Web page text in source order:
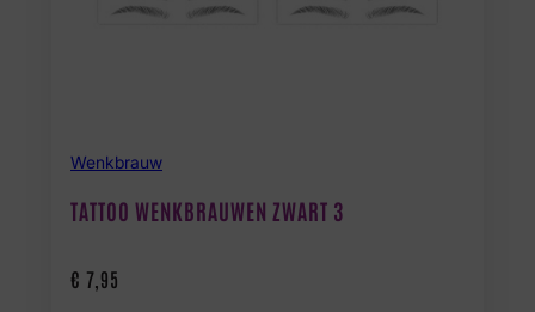
Wenkbrauw
TATTOO WENKBRAUWEN ZWART 3
€ 7,95